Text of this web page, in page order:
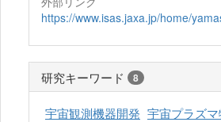
https://www.isas.jaxa.jp/home/
研究キーワード 8
宇宙観測機器開発 宇宙プラズ